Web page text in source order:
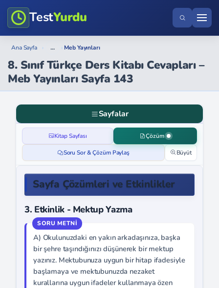
TestYurdu
Ana Sayfa › ... › Meb Yayınları
8. Sınıf Türkçe Ders Kitabı Cevapları –
Meb Yayınları Sayfa 143
Sayfalar
Kitap Sayfası Çözüm
Soru Sor & Çözüm Paylaş Büyüt
Sayfa Çözümleri ve Etkinlikler
3. Etkinlik - Mektup Yazma
A) Okulunuzdaki en yakın arkadaşınıza, başka
bir şehre taşındığınızı düşünerek bir mektup
yazınız. Mektubunuza uygun bir hitap ifadesiyle
başlamaya ve mektubunuzda nezaket
kurallarına uygun ifadeler kullanmaya özen